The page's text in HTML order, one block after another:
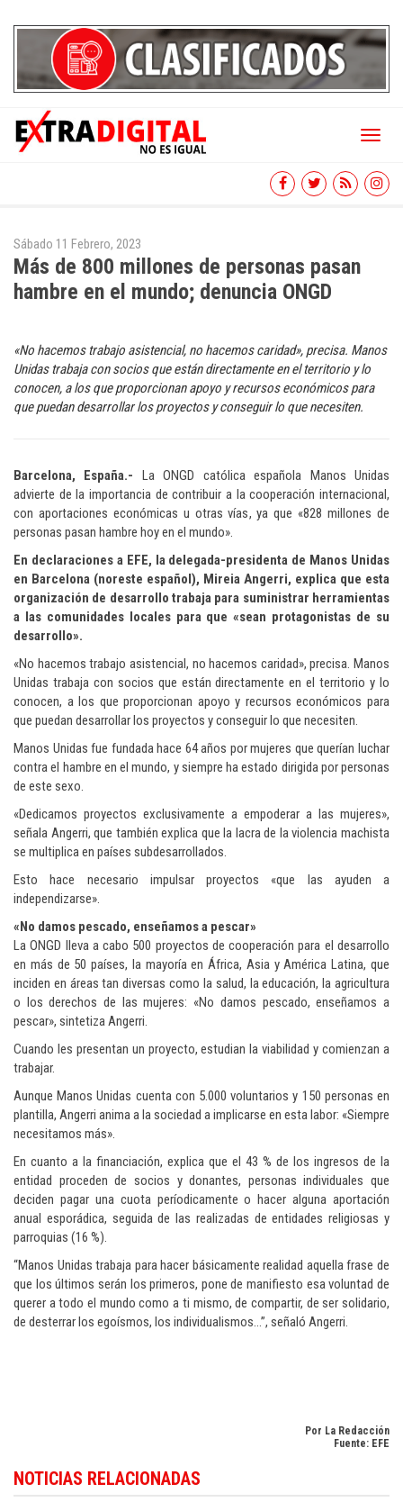
Toggle
Sábado 11 Febrero, 2023
Más de 800 millones de personas pasan
hambre en el mundo; denuncia ONGD
«No hacemos trabajo asistencial, no hacemos caridad», precisa. Manos
Unidas trabaja con socios que están directamente en el territorio y lo
conocen, a los que proporcionan apoyo y recursos económicos para
que puedan desarrollar los proyectos y conseguir lo que necesiten.
Barcelona, España.- La ONGD católica española Manos Unidas
advierte de la importancia de contribuir a la cooperación internacional,
con aportaciones económicas u otras vías, ya que «828 millones de
personas pasan hambre hoy en el mundo».
En declaraciones a EFE, la delegada-presidenta de Manos Unidas
en Barcelona (noreste español), Mireia Angerri, explica que esta
organización de desarrollo trabaja para suministrar herramientas
a las comunidades locales para que «sean protagonistas de su
desarrollo».
«No hacemos trabajo asistencial, no hacemos caridad», precisa. Manos
Unidas trabaja con socios que están directamente en el territorio y lo
conocen, a los que proporcionan apoyo y recursos económicos para
que puedan desarrollar los proyectos y conseguir lo que necesiten.
Manos Unidas fue fundada hace 64 años por mujeres que querían luchar
contra el hambre en el mundo, y siempre ha estado dirigida por personas
de este sexo.
«Dedicamos proyectos exclusivamente a empoderar a las mujeres»,
señala Angerri, que también explica que la lacra de la violencia machista
se multiplica en países subdesarrollados.
Esto hace necesario impulsar proyectos «que las ayuden a
independizarse».
«No damos pescado, enseñamos a pescar»
La ONGD lleva a cabo 500 proyectos de cooperación para el desarrollo
en más de 50 países, la mayoría en África, Asia y América Latina, que
inciden en áreas tan diversas como la salud, la educación, la agricultura
o los derechos de las mujeres: «No damos pescado, enseñamos a
pescar», sintetiza Angerri.
Cuando les presentan un proyecto, estudian la viabilidad y comienzan a
trabajar.
Aunque Manos Unidas cuenta con 5.000 voluntarios y 150 personas en
plantilla, Angerri anima a la sociedad a implicarse en esta labor: «Siempre
necesitamos más».
En cuanto a la financiación, explica que el 43 % de los ingresos de la
entidad proceden de socios y donantes, personas individuales que
deciden pagar una cuota períodicamente o hacer alguna aportación
anual esporádica, seguida de las realizadas de entidades religiosas y
parroquias (16 %).
“Manos Unidas trabaja para hacer básicamente realidad aquella frase de
que los últimos serán los primeros, pone de manifiesto esa voluntad de
querer a todo el mundo como a ti mismo, de compartir, de ser solidario,
de desterrar los egoísmos, los individualismos…”, señaló Angerri.
Por La Redacción
Fuente: EFE
Dominicana, consulteDominican Republic news in English
NOTICIAS RELACIONADAS